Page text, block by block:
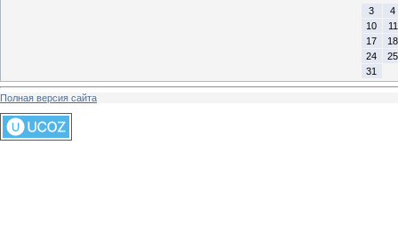
3
4
10
11
17
18
24
25
31
Полная версия сайта